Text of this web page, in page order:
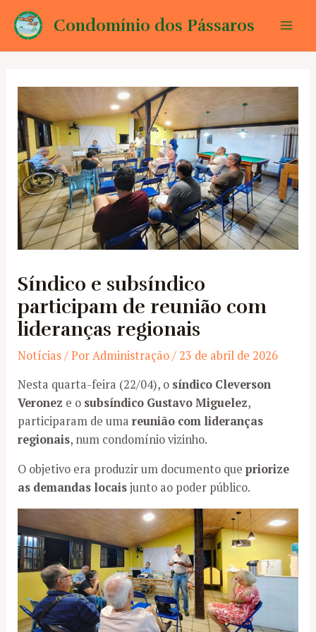
para
Condomínio dos Pássaros
Síndico e subsíndico
participam de reunião com
lideranças regionais
Notícias/ PorAdministração/ 23 de abril de 2026
Nesta quarta-feira (22/04), o síndico Cleverson
Veronez e o subsíndico Gustavo Miguelez,
participaram de umareunião com lideranças
regionais, num condomínio vizinho.
O objetivo era produzir um documento quepriorize
as demandas locaisjunto ao poder público.